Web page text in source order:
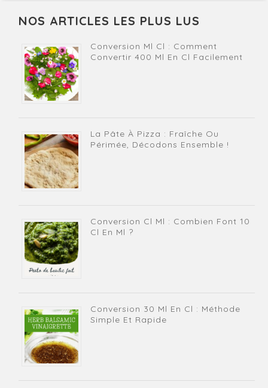
NOS ARTICLES LES PLUS LUS
Conversion Ml Cl : Comment
Convertir 400 Ml En Cl Facilement
La Pâte À Pizza : Fraîche Ou
Périmée, Décodons Ensemble !
Conversion Cl Ml : Combien Font 10
Cl En Ml ?
Conversion 30 Ml En Cl : Méthode
Simple Et Rapide